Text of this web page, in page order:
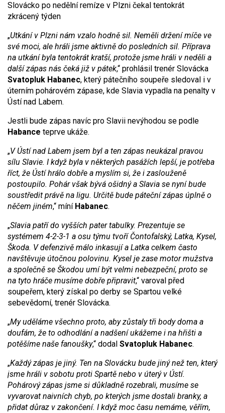
Slovácko po nedělní remíze v Plzni čekal tentokrát
zkrácený týden
„Utkání v Plzni nám vzalo hodně sil. Neměli držení míče ve
své moci, ale hráli jsme aktivně do posledních sil. Příprava
na utkání byla tentokrát kratší, protože jsme hráli v neděli a
další zápas nás čeká již v pátek,“ prohlásil trenér Slovácka
Svatopluk Habanec, který pátečního soupeře sledoval i v
úterním pohárovém zápase, kde Slavia vypadla na penalty v
Ústí nad Labem.
Jestli bude zápas navíc pro Slavii nevýhodou se podle
Habance teprve ukáže.
„V Ústí nad Labem jsem byl a ten zápas neukázal pravou
sílu Slavie. I když byla v některých pasážích lepší, je potřeba
říct, že Ústí hrálo dobře a myslím si, že i zaslouženě
postoupilo. Pohár však bývá ošidný a Slavia se nyní bude
soustředit právě na ligu. Určitě bude páteční zápas úplně o
něčem jiném,“ míní Habanec.
„Slavia patří do vyšších pater tabulky. Prezentuje se
systémem 4-2-3-1 a osu týmu tvoří Čontofalský, Latka, Kysel,
Škoda. V defenzivě málo inkasují a Latka celkem často
navštěvuje útočnou polovinu. Kysel je zase motor mužstva
a společně se Škodou umí být velmi nebezpeční, proto se
na tyto hráče musíme dobře připravit,“ varoval před
soupeřem, který získal po derby se Spartou velké
sebevědomí, trenér Slovácka.
„My uděláme všechno proto, aby zůstaly tři body doma a
doufám, že to odhodlání a nadšení ukážeme i na hřišti a
potěšíme naše fanoušky,“ dodal Svatopluk Habanec.
„Každý zápas je jiný. Ten na Slovácku bude jiný než ten, který
jsme hráli v sobotu proti Spartě nebo v úterý v Ústí.
Pohárový zápas jsme si důkladně rozebrali, musíme se
vyvarovat naivních chyb, po kterých jsme dostali branky, a
přidat důraz v zakončení. I když moc času nemáme, věřím,